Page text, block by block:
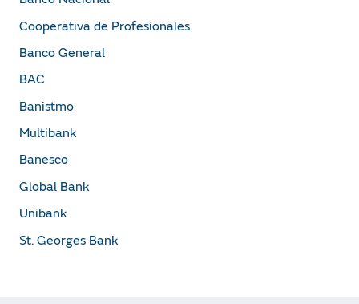
Banco General
BAC
Banistmo
Multibank
Banesco
Global Bank
Unibank
St. Georges Bank
Cooperativa de Profesionales